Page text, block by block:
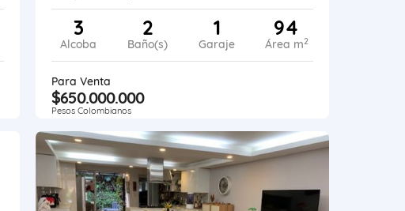
3
Alcoba
2
Baño(s)
1
Garaje
94
Área m2
Para Venta
$650.000.000
Pesos Colombianos